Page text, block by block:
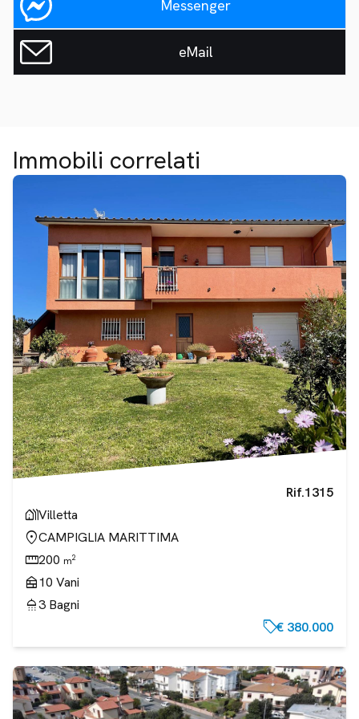
Messenger
eMail
Immobili correlati
Rif.1315
holiday_villageVilletta
location_onCAMPIGLIA MARITTIMA
straighten200 m2
nest_multi_room10 Vani
shower3 Bagni
sell€ 380.000